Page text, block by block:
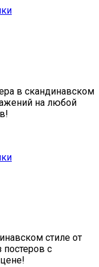
в скандинавском
на любой
стиле от
постеров с